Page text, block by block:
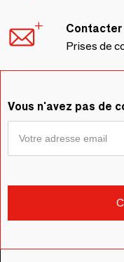
Contacter
Prises de
Vous n'avez pas de